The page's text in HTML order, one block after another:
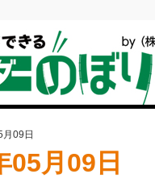
09日
05月09日